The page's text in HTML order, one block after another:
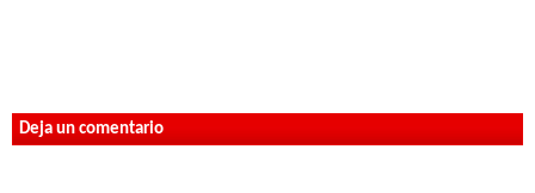
Deja un comentario